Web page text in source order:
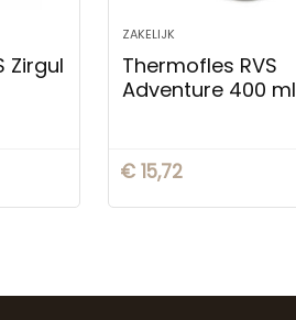
Zirgul
ZAKELIJK
Thermofles RVS
Adventure 400 ml
€15,72